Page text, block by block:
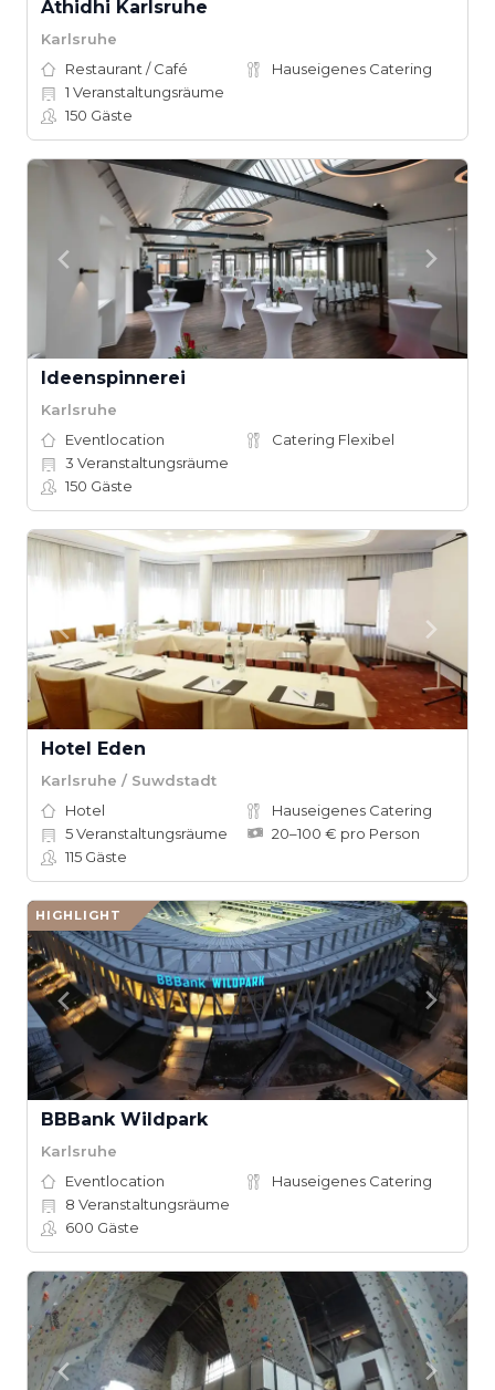
Athidhi Karlsruhe
Karlsruhe
Restaurant / Café
Hauseigenes Catering
1 Veranstaltungsräume
150 Gäste
Ideenspinnerei
Karlsruhe
Eventlocation
Catering Flexibel
3 Veranstaltungsräume
150 Gäste
Hotel Eden
Karlsruhe / Suwdstadt
Hotel
Hauseigenes Catering
5Veranstaltungsräume
20–100 € pro Person
115 Gäste
HIGHLIGHT
BBBank Wildpark
Karlsruhe
Eventlocation
Hauseigenes Catering
8 Veranstaltungsräume
600 Gäste